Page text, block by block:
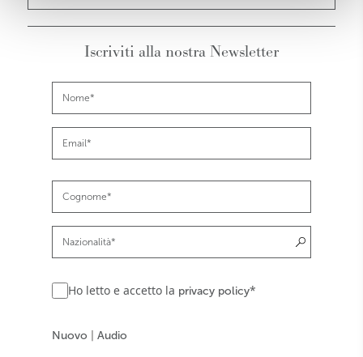
Iscriviti alla nostra Newsletter
Ho letto e accetto la privacy policy*
Nuovo Audio